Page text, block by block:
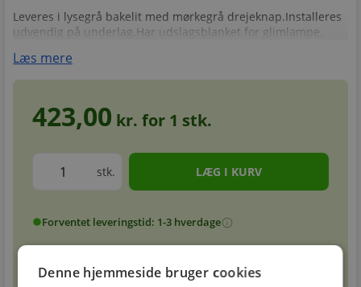
Leveres i lysegrå bakelit med mørkegrå drejeknap.Installeres
udvendig på underlag.Har udslagsblanket for glimlampe.
Læs mere
423,00 kr. for 1 stk.
stk.
circleForventet leveringstid: 1-3 hverdageinfo
sell Prismatchinfo
Denne hjemmeside bruger cookies